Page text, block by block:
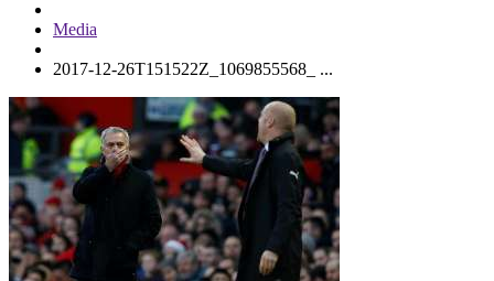
Media
2017-12-26T151522Z_1069855568_ ...